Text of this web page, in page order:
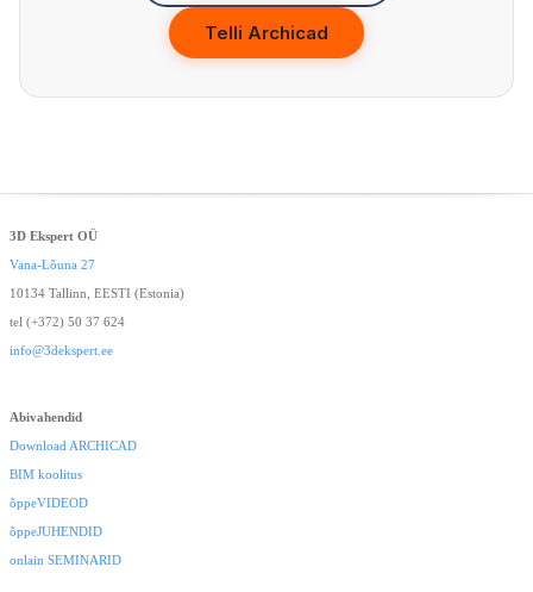
Telli Archicad
3D Ekspert OÜ
Vana-Lõuna 27
10134 Tallinn, EESTI (Estonia)
tel (+372) 50 37 624
info@3dekspert.ee
Abivahendid
Download ARCHICAD
BIM koolitus
õppeVIDEOD
õppeJUHENDID
onlain SEMINARID